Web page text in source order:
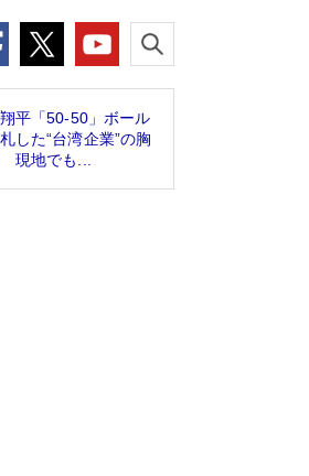
平「50-50」ボール
した“台湾企業”の胸
現地でも...